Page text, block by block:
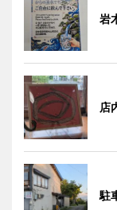
岩
店
駐